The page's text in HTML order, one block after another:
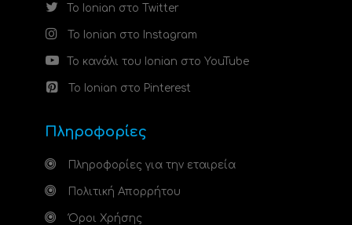
Το Ionian στο Twitter
Το Ionian στο Instagram
Το κανάλι του Ionian στο YouTube
Το Ionian στο Pinterest
Πληροφορίες
Πληροφορίες για την εταιρεία
Πολιτική Απορρήτου
Όροι Χρήσης